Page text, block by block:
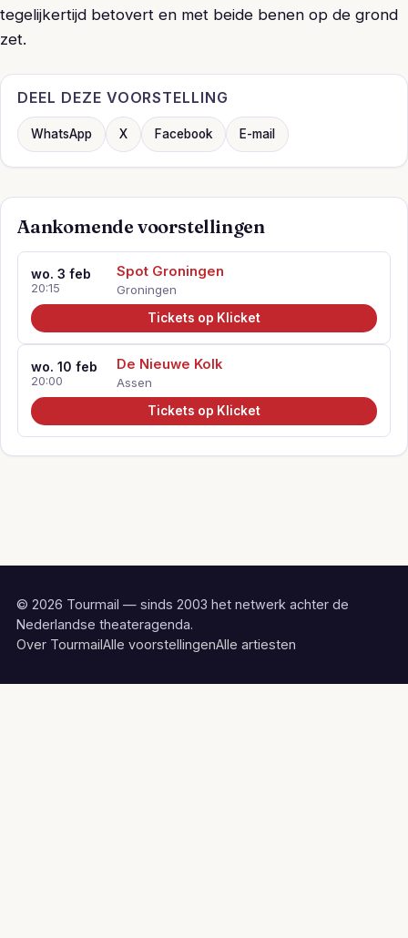
tegelijkertijd betovert en met beide benen op de grond
zet.
DEEL DEZE VOORSTELLING
WhatsApp X Facebook E-mail
Aankomende voorstellingen
wo. 3 feb
20:15
Spot Groningen
Groningen
Tickets op Klicket
wo. 10 feb
20:00
De Nieuwe Kolk
Assen
Tickets op Klicket
© 2026 Tourmail — sinds 2003 het netwerk achter de
Nederlandse theateragenda.
Over TourmailAlle voorstellingenAlle artiesten